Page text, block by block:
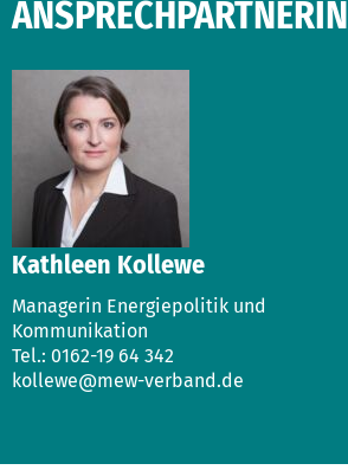
ANSPRECHPARTNERIN
Kathleen Kollewe
Managerin Energiepolitik und
Kommunikation
Tel.: 0162-19 64 342
kollewe@mew-verband.de